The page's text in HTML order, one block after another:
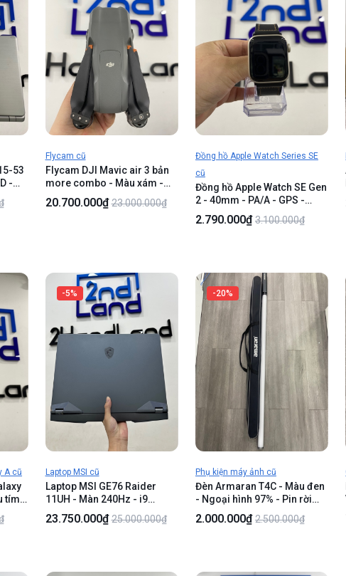
53
-
,
Flycam cũ
Flycam DJI Mavic air 3 bản
more combo - Màu xám -
Ngoại hình 98% - Trầy xước
ít - Fullbox (còn2/8 cánh
20.700.000₫23.000.000₫
Đồng hồ Apple Watch Series SE
cũ
Đồng hồ Apple Watch SE Gen
2 - 40mm - PA/A - GPS -
32GB - Màu Starlight - Pin
88% - Ngoại hình 98% - Kèm
2.790.000₫3.100.000₫
A cũ
tím -
-5%
Laptop MSI cũ
Laptop MSI GE76 Raider
11UH - Màn 240Hz - i9
11980HK - RTX 3080 - Ram
32GB/1TB SSD (94%) - Pin
23.750.000₫25.000.000₫
-20%
Phụ kiện máy ảnh cũ
Đèn Armaran T4C - Màu đen
- Ngoại hình 97% - Pin rời
trầy xước nhiều , thân đèn
trầy - Kèm nguồn, kèm túi
2.000.000₫2.500.000₫